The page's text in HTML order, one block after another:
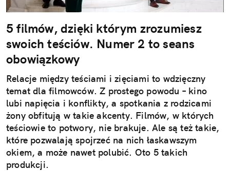
5 filmów, dzięki którym zrozumiesz
swoich teściów. Numer 2 to seans
obowiązkowy
Relacje między teściami i zięciami to wdzięczny
temat dla filmowców. Z prostego powodu – kino
lubi napięcia i konflikty, a spotkania z rodzicami
żony obfitują w takie akcenty. Filmów, w których
teściowie to potwory, nie brakuje. Ale są też takie,
które pozwalają spojrzeć na nich łaskawszym
okiem, a może nawet polubić. Oto 5 takich
produkcji.